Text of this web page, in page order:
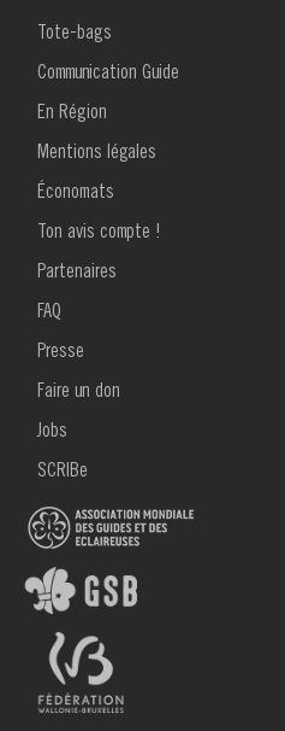
livre
pour
Poster
Un
cuistot
plus
que
parfait
Résonance
&
AFSCA
MENU
FOOTER
Tote-bags
Communication Guide
En Région
Mentions légales
Économats
Ton avis compte !
MENU
FOOTER
Partenaires
FAQ
Presse
Faire un don
Jobs
SCRIBe